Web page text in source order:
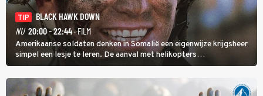
TIP
BLACK HAWK DOWN
NU 20:00 - 22:44· FILM
Amerikaanse soldaten denken in Somalië een eigenwijze krijgsheer
simpel een lesje te leren. De aanval met helikopters
verloopt in Black Hawk down dramatisch.